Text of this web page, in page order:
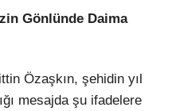
Gönlünde Daima
Özaşkın, şehidin yıl
mesajda şu ifadelere